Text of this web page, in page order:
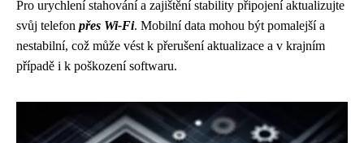
Pro urychlení stahování a zajištění stability připojení aktualizujte
svůj telefon přes Wi-Fi. Mobilní data mohou být pomalejší a
nestabilní, což může vést k přerušení aktualizace a v krajním
případě i k poškození softwaru.